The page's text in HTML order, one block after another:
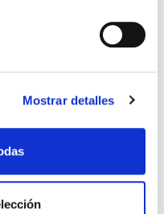
Mostrar detalles
Amiga. Tarjeta felicitación
Gifts and Light
1,25€